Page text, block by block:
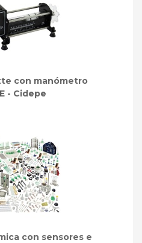
con manómetro
- Cidepe
con sensores e